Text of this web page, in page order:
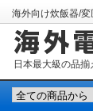
海外向け炊飯器/変
日本最大級の品揃